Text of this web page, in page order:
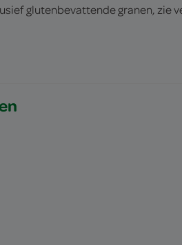
glutenbevattende granen, zie